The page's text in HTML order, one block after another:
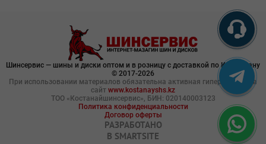
Шинсервис — шины и диски оптом и в розницу с доставкой по Казахстану
© 2017-2026
При использовании материалов обязательна активная гиперссылка на
сайт www.kostanayshs.kz
ТОО «Костанайшинсервис», БИН: 020140003123
Политика конфиденциальности
Договор оферты
РАЗРАБОТАНО
В SMARTSITE